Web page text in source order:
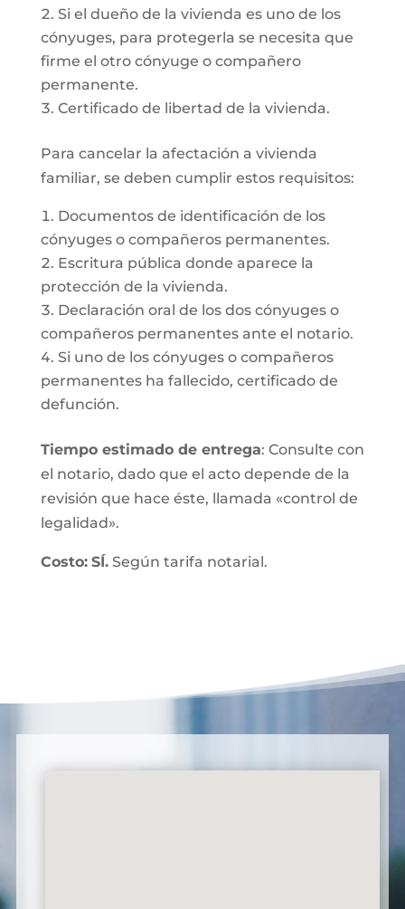
Si el dueño de la vivienda es uno de los
cónyuges, para protegerla se necesita que
firme el otro cónyuge o compañero
permanente.
Certificado de libertad de la vivienda.
Para cancelar la afectación a vivienda
familiar, se deben cumplir estos requisitos:
Documentos de identificación de los
cónyuges o compañeros permanentes.
Escritura pública donde aparece la
protección de la vivienda.
Declaración oral de los dos cónyuges o
compañeros permanentes ante el notario.
Si uno de los cónyuges o compañeros
permanentes ha fallecido, certificado de
defunción.
Tiempo estimado de entrega: Consulte con
el notario, dado que el acto depende de la
revisión que hace éste, llamada «control de
legalidad».
Costo: SÍ.Según tarifa notarial.